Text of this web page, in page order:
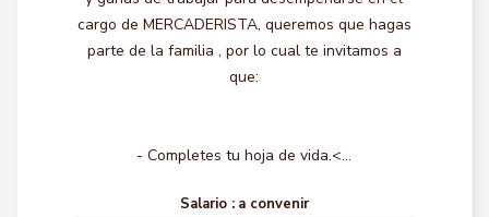
cargo de MERCADERISTA, queremos que hagas
parte de la familia , por lo cual te invitamos a
que:
- Completes tu hoja de vida.<...
Salario : a convenir